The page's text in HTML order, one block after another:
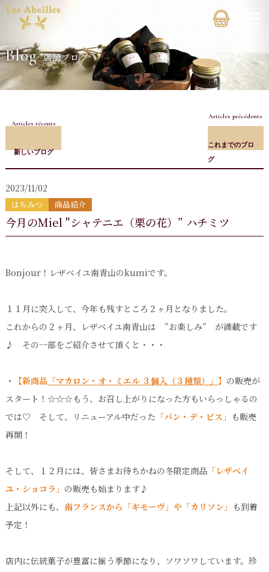
Blog 店舗ブログ
Articles récents
新しいブログ
Articles précédents
これまでのブロ
グ
2023/11/02
はちみつ 商品紹介
今月のMiel "シャテニエ（栗の花）” ハチミツ
Bonjour！レザベイユ南青山のkumiです。
１１月に突入して、今年も残すところ２ヶ月となりました。
これからの２ヶ月、レザベイユ南青山は ”お楽しみ” が満載です
♪ その一部をご紹介させて頂くと・・・
・ 【新商品「マカロン・オ・ミエル ３個入（３種類）」 】 の販売が
スタート！☆☆☆もう、お召し上がりになった方もいらっしゃるの
では♡ そして、リニューアル中だった 「パン・デ・ピス」 も販売
再開！
そして、１２月には、皆さまお待ちかねの冬限定商品「レザベイ
ユ・ショコラ」 の販売も始まります♪
上記以外にも、 南フランスから「ギモーヴ」や「カリソン」 も到着
予定！
店内に伝統菓子が豊富に揃う季節になり、ソワソワしています。珍